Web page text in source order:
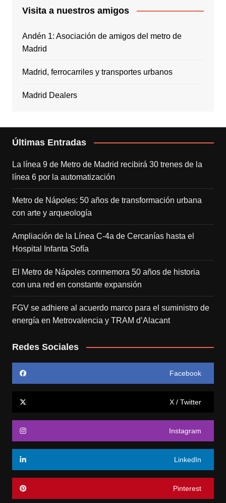
Visita a nuestros amigos
Andén 1: Asociación de amigos del metro de
Madrid
Madrid, ferrocarriles y transportes urbanos
Madrid Dealers
Últimas Entradas
La línea 9 de Metro de Madrid recibirá 30 trenes de la
línea 6 por la automatización
Metro de Nápoles: 50 años de transformación urbana
con arte y arqueología
Ampliación de la Línea C-4a de Cercanías hasta el
Hospital Infanta Sofía
El Metro de Nápoles conmemora 50 años de historia
con una red en constante expansión
FGV se adhiere al acuerdo marco para el suministro de
energía en Metrovalencia y TRAM d’Alacant
Redes Sociales
Facebook
X / Twitter
Instagram
LinkedIn
Pinterest